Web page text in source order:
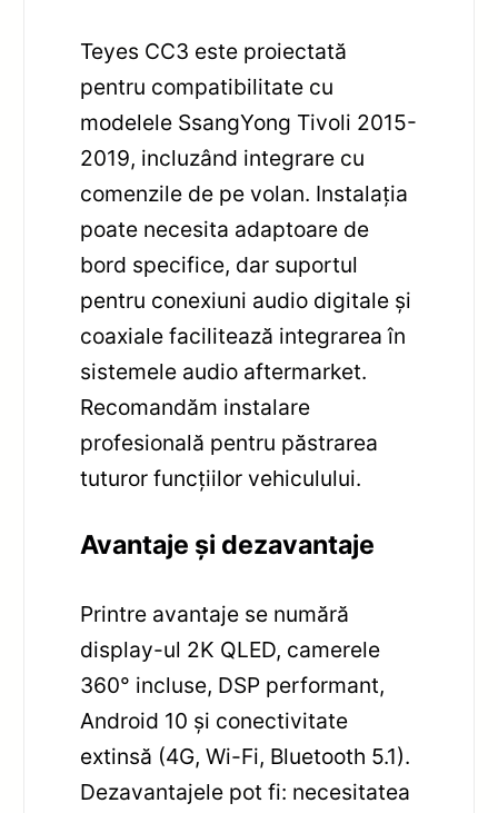
Teyes CC3 este proiectată
pentru compatibilitate cu
modelele SsangYong Tivoli 2015-
2019, incluzând integrare cu
comenzile de pe volan. Instalația
poate necesita adaptoare de
bord specifice, dar suportul
pentru conexiuni audio digitale și
coaxiale facilitează integrarea în
sistemele audio aftermarket.
Recomandăm instalare
profesională pentru păstrarea
tuturor funcțiilor vehiculului.
Avantaje și dezavantaje
Printre avantaje se numără
display-ul 2K QLED, camerele
360° incluse, DSP performant,
Android 10 și conectivitate
extinsă (4G, Wi-Fi, Bluetooth 5.1).
Dezavantajele pot fi: necesitatea